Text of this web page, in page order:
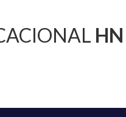
HN